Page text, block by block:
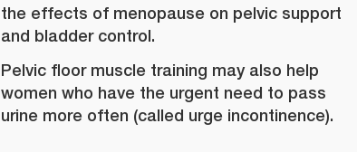
the effects of menopause on pelvic support
and bladder control.
Pelvic floor muscle training may also help
women who have the urgent need to pass
urine more often (called urge incontinence).